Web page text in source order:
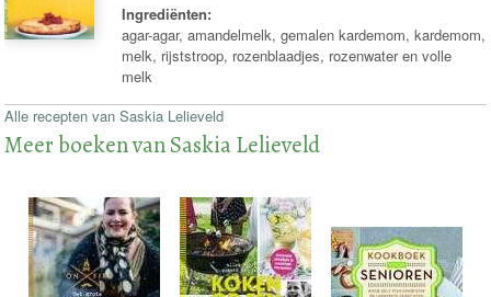
Ingrediënten:
agar-agar, amandelmelk, gemalen kardemom, kardemom,
melk, rijststroop, rozenblaadjes, rozenwater en volle
melk
Alle recepten van Saskia Lelieveld
Meer boeken van Saskia Lelieveld